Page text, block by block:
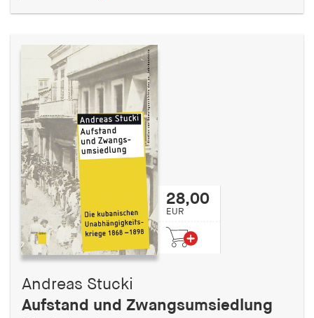
28,00
EUR
Andreas Stucki
Aufstand und Zwangsumsiedlung